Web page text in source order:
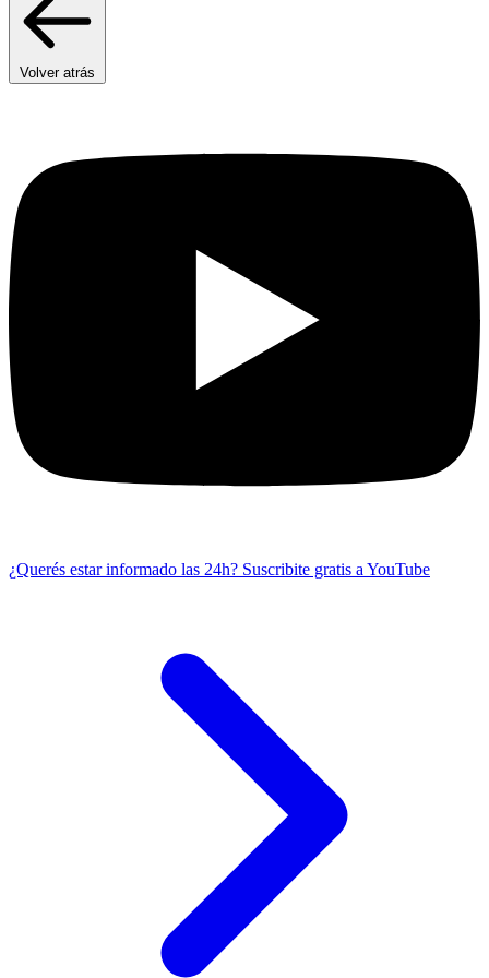
Volver atrás
¿Querés estar informado las 24h? Suscribite gratis a YouTube